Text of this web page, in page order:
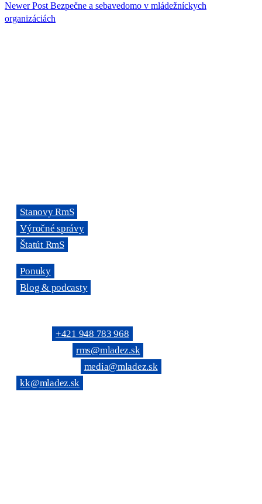
Newer PostBezpečne a sebavedomo v mládežníckych
organizáciách
Stanovy RmS
Výročné správy
Štatút RmS
Ponuky
Blog & podcasty
+421 948 783 968
rms@mladez.sk
media@mladez.sk
kk@mladez.sk